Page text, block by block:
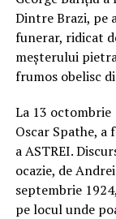
Dintre Brazi, pe
funerar, ridicat
meşterului
frumos obelisc
La 13
Oscar Spathe,
a ASTREI.
ocazie, de
septembrie
pe locul unde